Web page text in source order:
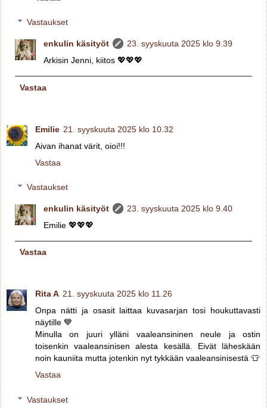
Vastaukset
enkulin käsityöt
23. syyskuuta 2025 klo 9.39
Arkisin Jenni, kiitos 💖💖💖
Vastaa
Emilie 21. syyskuuta 2025 klo 10.32
Aivan ihanat värit, oioi!!!
Vastaa
Vastaukset
enkulin käsityöt
23. syyskuuta 2025 klo 9.40
Emilie 💖💖💖
Vastaa
Rita A 21. syyskuuta 2025 klo 11.26
Onpa nätti ja osasit laittaa kuvasarjan tosi houkuttavasti
näytille 💙
Minulla on juuri ylläni vaaleansininen neule ja ostin
toisenkin vaaleansinisen alesta kesällä. Eivät läheskään
noin kauniita mutta jotenkin nyt tykkään vaaleansinisestä 👕
Vastaa
Vastaukset